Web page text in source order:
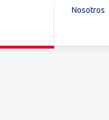
Nosotros